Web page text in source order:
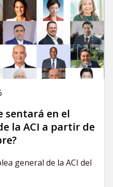
sentará en el
la ACI a partir de
general de la ACI del